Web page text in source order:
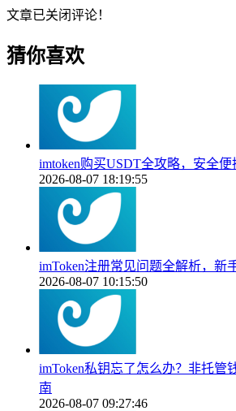
文章已关闭评论！
猜你喜欢
imtoken购买USDT全攻略，安全
2026-08-07 18:19:55
imToken注册常见问题全解析，新
2026-08-07 10:15:50
imToken私钥忘了怎么办？非托管
南
2026-08-07 09:27:46